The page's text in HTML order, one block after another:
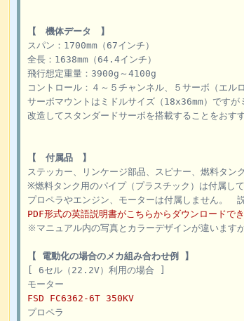
【 機体データ 】
スパン：1700mm（67インチ）
全長：1638mm（64.4インチ）
飛行想定重量：3900g～4100g
コントロール：４～５チャンネル、５サーボ（エル
サーボマウントはミドルサイズ（18x36mm）です
改造してスタンダードサーボを搭載することをおす
【 付属品 】
ステッカー、リンケージ部品、スピナー、燃料タ
※燃料タンク用のパイプ（プラスチック）は付属し
プロペラやエンジン、モーターは付属しません。
PDF形式の英語説明書がこちらからダウンロードで
※マニュアル内の写真とカラーデザインが違います
【 電動化の場合のメカ組み合わせ例 】
[ 6セル（22.2V）利用の場合 ]
モーター
FSD FC6362-6T 350KV
プロペラ